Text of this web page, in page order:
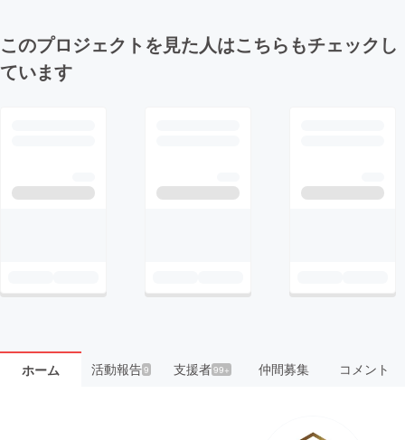
このプロジェクトを見た人はこちらもチェックし
ています
ホーム 活動報告9 支援者99+ 仲間募集 コメント